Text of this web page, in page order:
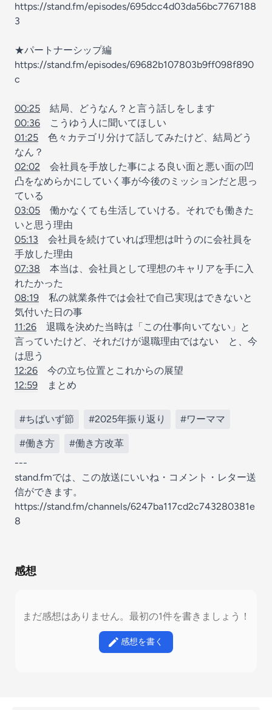
https://stand.fm/episodes/695dcc4d03da56bc7767188
3
★パートナーシップ編
https://stand.fm/episodes/69682b107803b9ff098f890
c
00:25 結局、どうなん？と言う話しをします
00:36 こうゆう人に聞いてほしい
01:25 色々カテゴリ分けて話してみたけど、結局どう
なん？
02:02 会社員を手放した事による良い面と悪い面の凹
凸をなめらかにしていく事が今後のミッションだと思っ
ている
03:05 働かなくても生活していける。それでも働きた
いと思う理由
05:13 会社員を続けていれば理想は叶うのに会社員を
手放した理由
07:38 本当は、会社員として理想のキャリアを手に入
れたかった
08:19 私の就業条件では会社で自己実現はできないと
気付いた日の事
11:26 退職を決めた当時は「この仕事向いてない」と
言っていたけど、それだけが退職理由ではない と、今
は思う
12:26 今の立ち位置とこれからの展望
12:59 まとめ
#ちばいず節 #2025年振り返り #ワーママ
#働き方
#働き方改革
---
stand.fmでは、この放送にいいね・コメント・レター送
信ができます。
https://stand.fm/channels/6247ba117cd2c743280381e
8
感想
まだ感想はありません。最初の1件を書きましょう！
感想を書く